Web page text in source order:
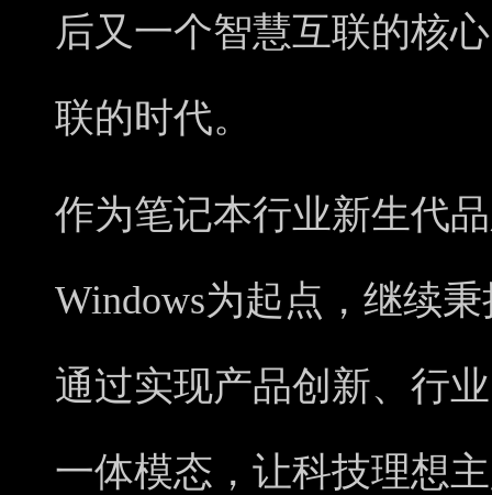
后又一个智慧互联的核
联的时代。
作为笔记本行业新生代
Windows为起点，继续
通过实现产品创新、行
一体模态，让科技理想